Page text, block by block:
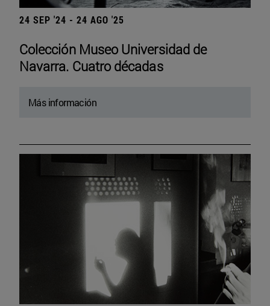
24 SEP '24 - 24 AGO '25
Colección Museo Universidad de
Navarra. Cuatro décadas
Más información